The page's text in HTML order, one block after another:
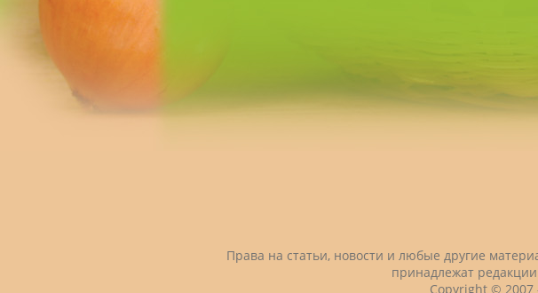
Права на статьи, новости и любые другие
принадлежат
Copyright © 2007